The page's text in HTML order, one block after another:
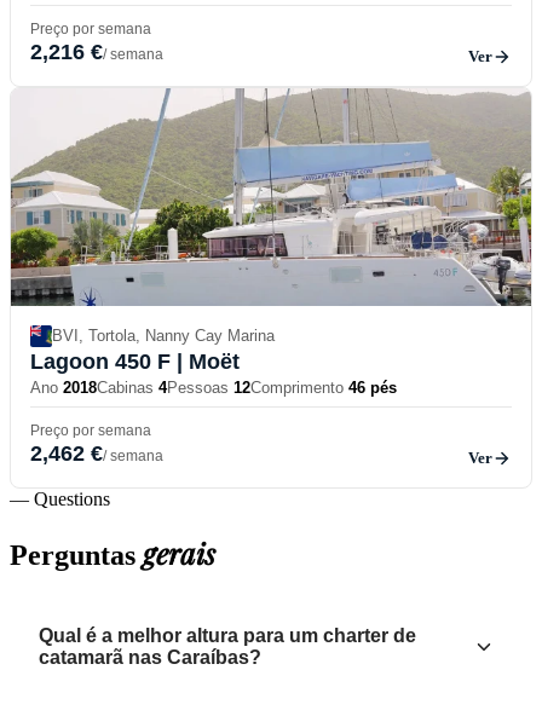
Preço por semana
2,216 €/ semana Ver
BVI, Tortola, Nanny Cay Marina
Lagoon 450 F | Moët
Ano 2018Cabinas 4Pessoas 12Comprimento 46 pés
Preço por semana
2,462 €/ semana Ver
— Questions
Perguntasgerais
Qual é a melhor altura para um charter de
catamarã nas Caraíbas?